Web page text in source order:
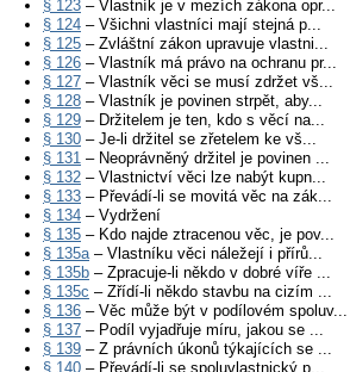
§ 123 – Vlastník je v mezích zákona opr...
§ 124 – Všichni vlastníci mají stejná p...
§ 125 – Zvláštní zákon upravuje vlastni...
§ 126 – Vlastník má právo na ochranu pr...
§ 127 – Vlastník věci se musí zdržet vš...
§ 128 – Vlastník je povinen strpět, aby...
§ 129 – Držitelem je ten, kdo s věcí na...
§ 130 – Je-li držitel se zřetelem ke vš...
§ 131 – Neoprávněný držitel je povinen ...
§ 132 – Vlastnictví věci lze nabýt kupn...
§ 133 – Převádí-li se movitá věc na zák...
§ 134 – Vydržení
§ 135 – Kdo najde ztracenou věc, je pov...
§ 135a– Vlastníku věci náležejí i přírů...
§ 135b – Zpracuje-li někdo v dobré víře ...
§ 135c – Zřídí-li někdo stavbu na cizím ...
§ 136 – Věc může být v podílovém spoluv...
§ 137 – Podíl vyjadřuje míru, jakou se ...
§ 139 – Z právních úkonů týkajících se ...
§ 140 – Převádí-li se spoluvlastnický p...